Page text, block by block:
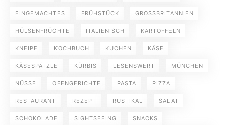
EINGEMACHTES FRÜHSTÜCK GROSSBRITANNIEN
HÜLSENFRÜCHTE ITALIENISCH KARTOFFELN
KNEIPE KOCHBUCH KUCHEN KÄSE
KÄSESPÄTZLE KÜRBIS LESENSWERT MÜNCHEN
NÜSSE OFENGERICHTE PASTA PIZZA
RESTAURANT REZEPT RUSTIKAL SALAT
SCHOKOLADE SIGHTSEEING SNACKS